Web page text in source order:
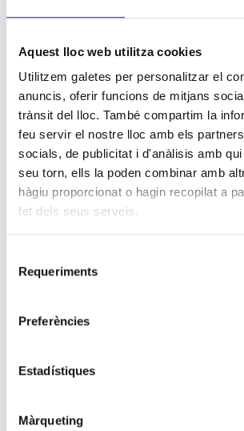
Aquest lloc web utilitza cookies
Utilitzem galetes per personalitzar el
anuncis, oferir funcions de mitjans
trànsit del lloc. També compartim la
feu servir el nostre lloc amb els
socials, de publicitat i d'anàlisis amb qui
seu torn, ells la poden combinar amb
hàgiu proporcionat o hagin recopilat a
fet dels seus serveis.
Requeriments
Preferències
Estadístiques
Màrqueting